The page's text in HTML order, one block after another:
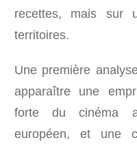
recettes, mais sur
territoires.
Une première
apparaître une
forte du cinéma
européen, et une